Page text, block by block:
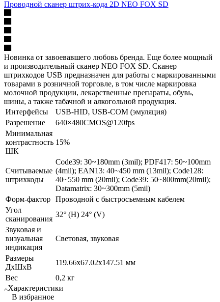
Проводной сканер штрих-кода 2D NEO FOX SD
Новинка от завоевавшего любовь бренда. Еще более мощный
и производительный сканер NEO FOX SD. Сканер
штрихкодов USB предназначен для работы с маркированными
товарами в розничной торговле, в том числе маркировка
молочной продукции, лекарственные препараты, обувь,
шины, а также табачной и алкогольной продукция.
Интерфейсы
USB-HID, USB-COM (эмуляция)
Разрешение
640×480CMOS@120fps
Минимальная
контрастность
ШК
15%
Считываемые
штрихкоды
Code39: 30~180mm (3mil); PDF417: 50~100mm
(4mil); EAN13: 40~450 mm (13mil); Code128:
40~550 mm (20mil); Code39: 50~800mm(20mil);
Datamatrix: 30~300mm (5mil)
Форм-фактор Проводной с быстросъемным кабелем
Угол
сканирования
32° (H) 24° (V)
Звуковая и
визуальная
индикация
Световая, звуковая
Размеры
ДхШхВ
119.66x67.02x147.51 мм
Вес
0,2 кг
Характеристики
В избранное